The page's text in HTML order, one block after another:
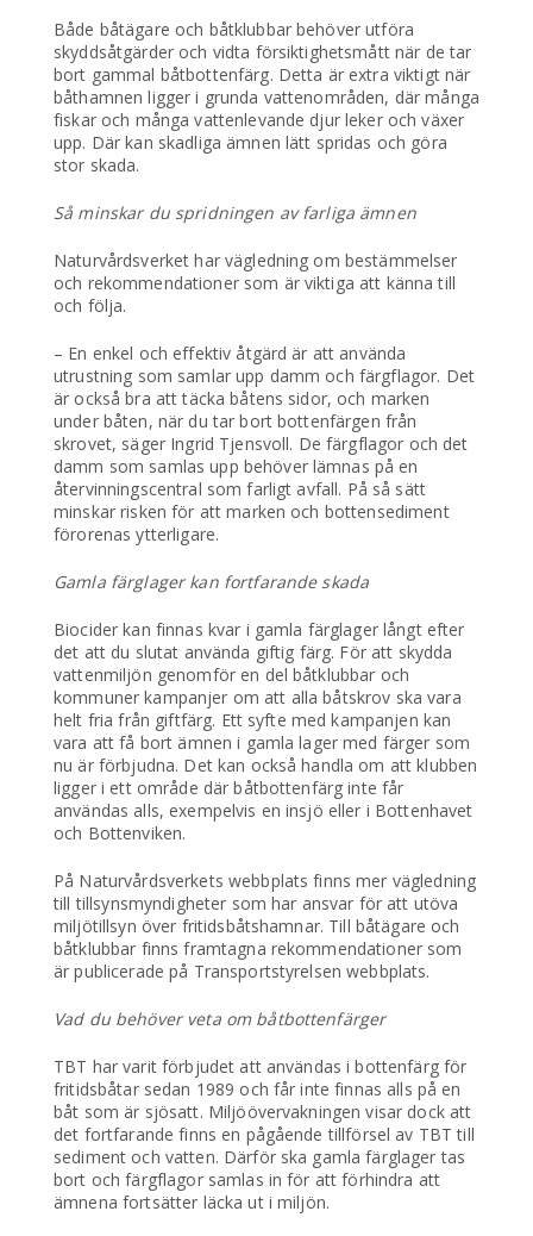
Både båtägare och båtklubbar behöver utföra
skyddsåtgärder och vidta försiktighetsmått när de tar
bort gammal båtbottenfärg. Detta är extra viktigt när
båthamnen ligger i grunda vattenområden, där många
fiskar och många vattenlevande djur leker och växer
upp. Där kan skadliga ämnen lätt spridas och göra
stor skada.
Så minskar du spridningen av farliga ämnen
Naturvårdsverket har vägledning om bestämmelser
och rekommendationer som är viktiga att känna till
och följa.
– En enkel och effektiv åtgärd är att använda
utrustning som samlar upp damm och färgflagor. Det
är också bra att täcka båtens sidor, och marken
under båten, när du tar bort bottenfärgen från
skrovet, säger Ingrid Tjensvoll. De färgflagor och det
damm som samlas upp behöver lämnas på en
återvinningscentral som farligt avfall. På så sätt
minskar risken för att marken och bottensediment
förorenas ytterligare.
Gamla färglager kan fortfarande skada
Biocider kan finnas kvar i gamla färglager långt efter
det att du slutat använda giftig färg. För att skydda
vattenmiljön genomför en del båtklubbar och
kommuner kampanjer om att alla båtskrov ska vara
helt fria från giftfärg. Ett syfte med kampanjen kan
vara att få bort ämnen i gamla lager med färger som
nu är förbjudna. Det kan också handla om att klubben
ligger i ett område där båtbottenfärg inte får
användas alls, exempelvis en insjö eller i Bottenhavet
och Bottenviken.
På Naturvårdsverkets webbplats finns mer vägledning
till tillsynsmyndigheter som har ansvar för att utöva
miljötillsyn över fritidsbåtshamnar. Till båtägare och
båtklubbar finns framtagna rekommendationer som
är publicerade på Transportstyrelsen webbplats.
Vad du behöver veta om båtbottenfärger
TBT har varit förbjudet att användas i bottenfärg för
fritidsbåtar sedan 1989 och får inte finnas alls på en
båt som är sjösatt. Miljöövervakningen visar dock att
det fortfarande finns en pågående tillförsel av TBT till
sediment och vatten. Därför ska gamla färglager tas
bort och färgflagor samlas in för att förhindra att
ämnena fortsätter läcka ut i miljön.